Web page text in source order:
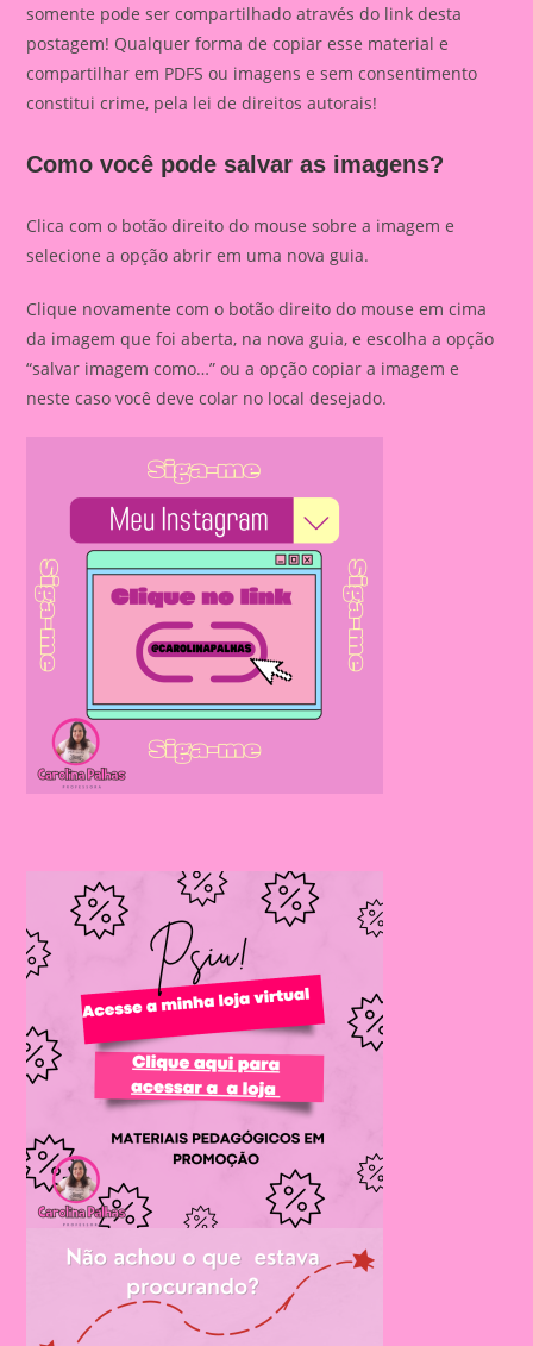
somente pode ser compartilhado através do link desta
postagem! Qualquer forma de copiar esse material e
compartilhar em PDFS ou imagens e sem consentimento
constitui crime, pela lei de direitos autorais!
Como você pode salvar as imagens?
Clica com o botão direito do mouse sobre a imagem e
selecione a opção abrir em uma nova guia.
Clique novamente com o botão direito do mouse em cima
da imagem que foi aberta, na nova guia, e escolha a opção
“salvar imagem como…” ou a opção copiar a imagem e
neste caso você deve colar no local desejado.